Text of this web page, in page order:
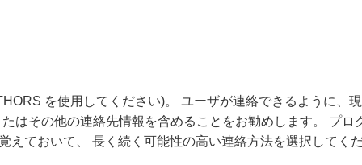
を使用してください)。 ユーザが連絡できるように、
はその他の連絡先情報を含めることをお勧めします。 プ
えておいて、 長く続く可能性の高い連絡方法を選択してく